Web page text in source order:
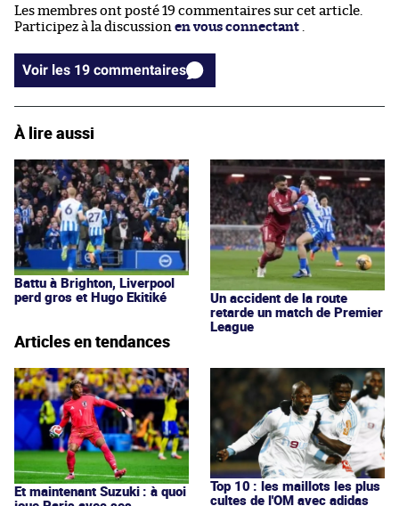
Les membres ont posté 19 commentaires sur cet article.
Participez à la discussion en vous connectant
Voir les 19 commentaires
À lire aussi
Battu à Brighton, Liverpool
perd gros et Hugo Ekitiké
Un accident de la route
retarde un match de Premier
League
Articles en tendances
Et maintenant Suzuki : à quoi
Top 10 : les maillots les plus
cultes de l'OM avec adidas